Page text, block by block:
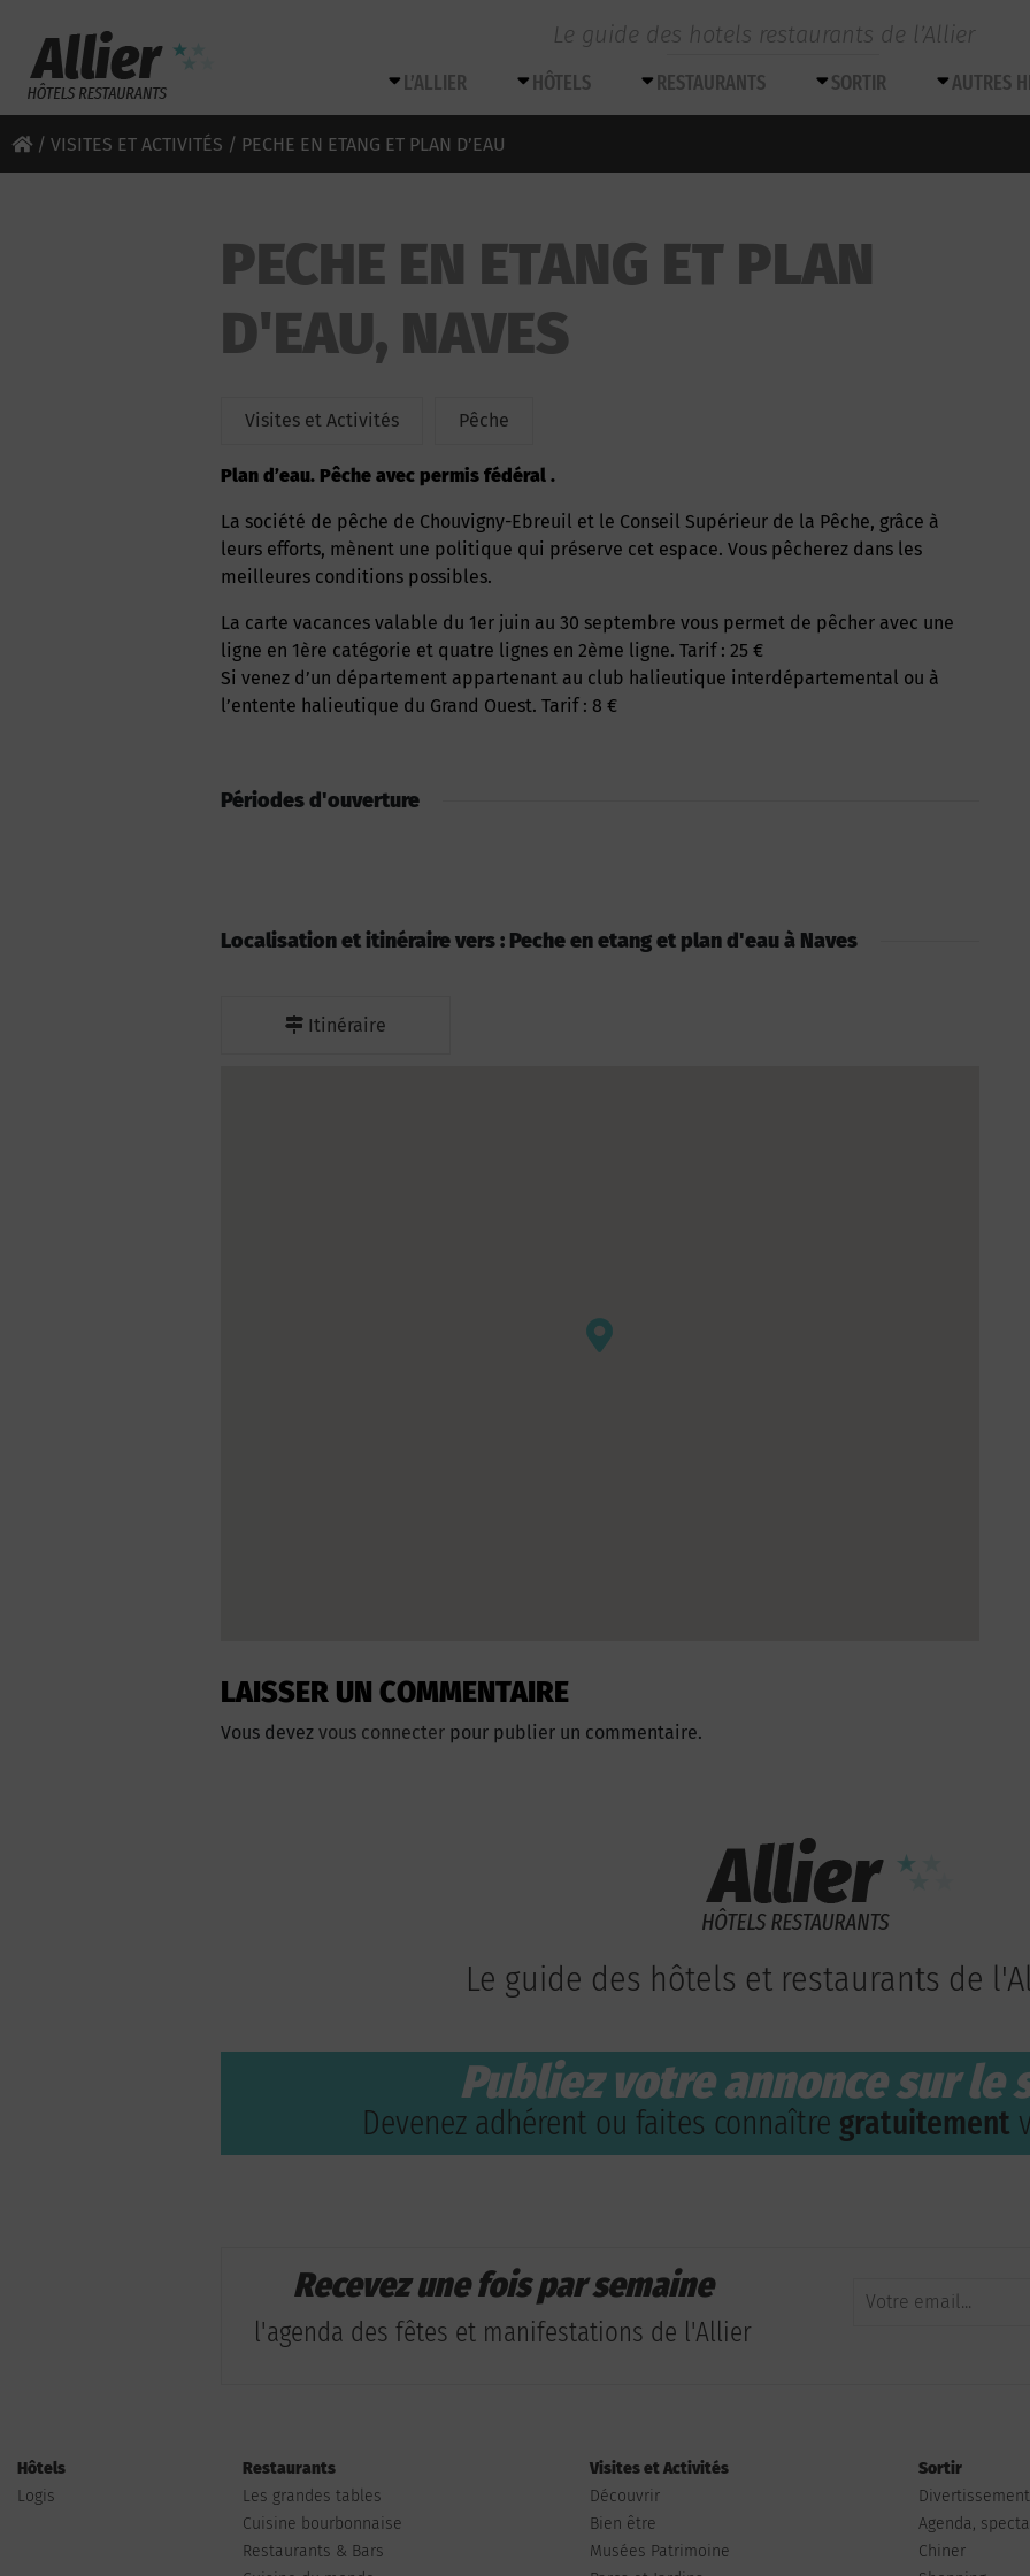
Le guide des hotels restaurants de l’Allier
L’ALLIER HÔTELS RESTAURANTS SORTIR AUTRES
/ VISITES ET ACTIVITÉS / PECHE EN ETANG ET PLAN D’EAU
PECHE EN ETANG ET PLAN
D'EAU, NAVES
Visites et Activités Pêche
Plan d’eau. Pêche avec permis fédéral .
La société de pêche de Chouvigny-Ebreuil et le Conseil Supérieur de la Pêche, grâce à
leurs efforts, mènent une politique qui préserve cet espace. Vous pêcherez dans les
meilleures conditions possibles.
La carte vacances valable du 1er juin au 30 septembre vous permet de pêcher avec une
ligne en 1ère catégorie et quatre lignes en 2ème ligne. Tarif : 25 €
Si venez d’un département appartenant au club halieutique interdépartemental ou à
l’entente halieutique du Grand Ouest. Tarif : 8 €
Périodes d'ouverture
Localisation et itinéraire vers : Peche en etang et plan d'eau à Naves
Itinéraire
LAISSER UN COMMENTAIRE
Vous devez vous connecter pour publier un commentaire.
Le guide des hôtels et restaurants de
Publiez votre annonce sur le
Devenez adhérent ou faites connaître gratuitement
Recevez une fois par semaine
l'agenda des fêtes et manifestations de l'Allier
Hôtels
Logis
Restaurants
Les grandes tables
Cuisine bourbonnaise
Restaurants & Bars
Visites et Activités
Découvrir
Bien être
Musées Patrimoine
Sortir
Agenda,
Chiner